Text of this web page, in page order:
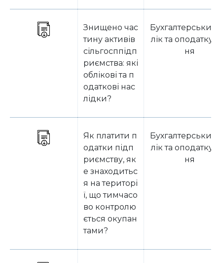
Знищено час
тину активів
сільгосппідп
риємства: які
облікові та п
одаткові нас
лідки?
Бухгалтерський
лік та
ня
Як платити п
одатки підп
риємству, як
е знаходитьс
я на територі
ї, що тимчасо
во контролю
ється окупан
тами?
Бухгалтерський
лік та
ня